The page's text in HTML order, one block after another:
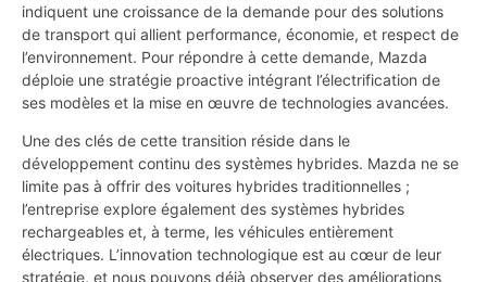
indiquent une croissance de la demande pour des solutions
de transport qui allient performance, économie, et respect de
l’environnement. Pour répondre à cette demande, Mazda
déploie une stratégie proactive intégrant l’électrification de
ses modèles et la mise en œuvre de technologies avancées.
Une des clés de cette transition réside dans le
développement continu des systèmes hybrides. Mazda ne se
limite pas à offrir des voitures hybrides traditionnelles ;
l’entreprise explore également des systèmes hybrides
rechargeables et, à terme, les véhicules entièrement
électriques. L’innovation technologique est au cœur de leur
stratégie, et nous pouvons déjà observer des améliorations